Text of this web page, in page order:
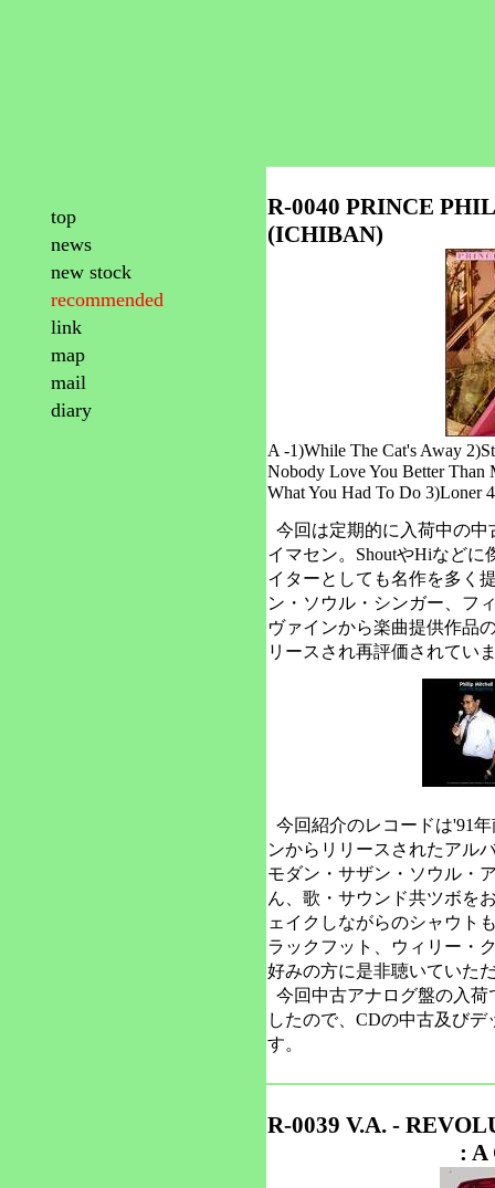
top
news
new stock
recommended
link
map
mail
diary
R-0040 PRINCE
(ICHIBAN)
A -1)While The Cat's Away
Nobody Love You Better
What You Had To Do 3)Loner
今回は定期的に入荷中の
イマセン。ShoutやHiなど
イターとしても名作を多く
ン・ソウル・シンガー、フ
ヴァインから楽曲提供作品
リースされ再評価されてい
今回紹介のレコードは'91
ンからリリースされたアル
モダン・サザン・ソウル・
ん、歌・サウンド共ツボを
ェイクしながらのシャウト
ラックフット、ウィリー・
好みの方に是非聴いていた
今回中古アナログ盤の入
したので、CDの中古及び
す。
R-0039 V.A. -
: A